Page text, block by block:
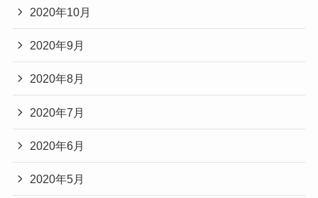
2020年10月
2020年9月
2020年8月
2020年7月
2020年6月
2020年5月